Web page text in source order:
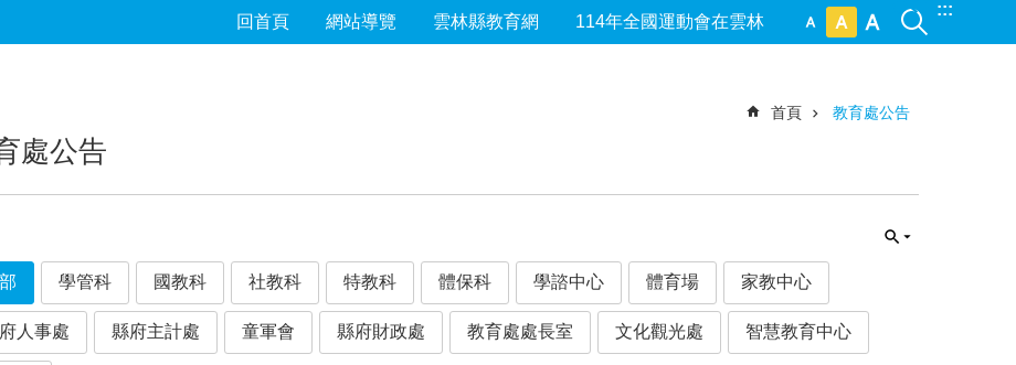
:::
回首頁 網站導覽 雲林縣教育網 114年全國運動會在雲林
首頁 教育處公告
處公告
學管科 國教科 社教科 特教科 體保科 學諮中心 體育場 家教中心
人事處 縣府主計處 童軍會 縣府財政處 教育處處長室 文化觀光處 智慧教育中心